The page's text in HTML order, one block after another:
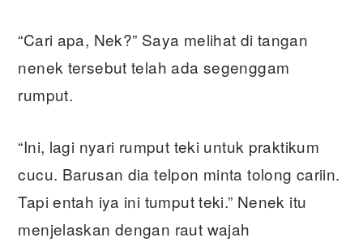
“Cari apa, Nek?” Saya melihat di tangan
nenek tersebut telah ada segenggam
rumput.
“Ini, lagi nyari rumput teki untuk praktikum
cucu. Barusan dia telpon minta tolong cariin.
Tapi entah iya ini tumput teki.” Nenek itu
menjelaskan dengan raut wajah